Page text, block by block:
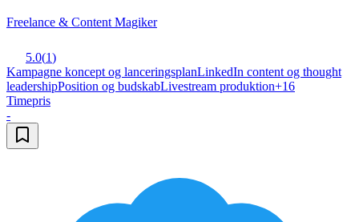
Freelance & Content Magiker
5.0(1)
Kampagne koncept og lanceringsplanLinkedIn content og thought
leadershipPosition og budskabLivestream produktion+16
Timepris
-